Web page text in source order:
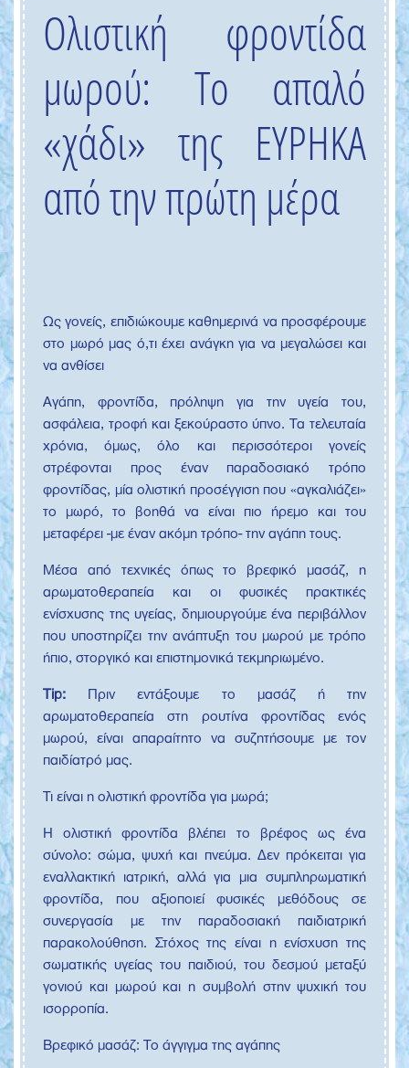
Ολιστική φροντίδα
μωρού: Το απαλό
«χάδι» της ΕΥΡΗΚΑ
από την πρώτη μέρα
Ως γονείς, επιδιώκουμε καθημερινά να προσφέρουμε
στο μωρό μας ό,τι έχει ανάγκη για να μεγαλώσει και
να ανθίσει
Αγάπη, φροντίδα, πρόληψη για την υγεία του,
ασφάλεια, τροφή και ξεκούραστο ύπνο. Τα τελευταία
χρόνια, όμως, όλο και περισσότεροι γονείς
στρέφονται προς έναν παραδοσιακό τρόπο
φροντίδας, μία ολιστική προσέγγιση που «αγκαλιάζει»
το μωρό, το βοηθά να είναι πιο ήρεμο και του
μεταφέρει -με έναν ακόμη τρόπο- την αγάπη τους.
Μέσα από τεχνικές όπως το βρεφικό μασάζ, η
αρωματοθεραπεία και οι φυσικές πρακτικές
ενίσχυσης της υγείας, δημιουργούμε ένα περιβάλλον
που υποστηρίζει την ανάπτυξη του μωρού με τρόπο
ήπιο, στοργικό και επιστημονικά τεκμηριωμένο.
Tip: Πριν εντάξουμε το μασάζ ή την
αρωματοθεραπεία στη ρουτίνα φροντίδας ενός
μωρού, είναι απαραίτητο να συζητήσουμε με τον
παιδίατρό μας.
Τι είναι η ολιστική φροντίδα για μωρά;
Η ολιστική φροντίδα βλέπει το βρέφος ως ένα
σύνολο: σώμα, ψυχή και πνεύμα. Δεν πρόκειται για
εναλλακτική ιατρική, αλλά για μια συμπληρωματική
φροντίδα, που αξιοποιεί φυσικές μεθόδους σε
συνεργασία με την παραδοσιακή παιδιατρική
παρακολούθηση. Στόχος της είναι η ενίσχυση της
σωματικής υγείας του παιδιού, του δεσμού μεταξύ
γονιού και μωρού και η συμβολή στην ψυχική του
ισορροπία.
Βρεφικό μασάζ: Το άγγιγμα της αγάπης